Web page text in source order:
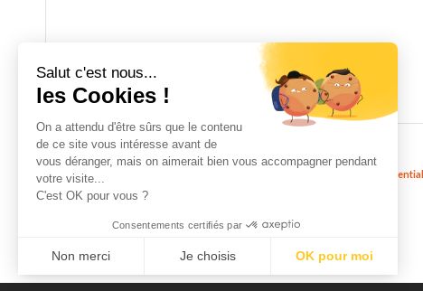
J'accepte les termes et conditions énoncés dans la Politique de
Salut c'est nous...
les Cookies !
On a attendu d'être sûrs que le contenu
de ce site vous intéresse avant de
vous déranger, mais on aimerait bien vous accompagner pendant
votre visite...
C'est OK pour vous ?
Consentements certifiés par
Non merci Je choisis OK pour moi
Axeptio consent